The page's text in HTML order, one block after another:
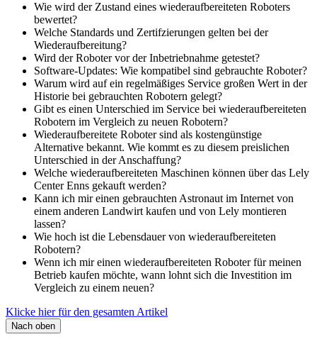
Wie wird der Zustand eines wiederaufbereiteten Roboters
bewertet?
Welche Standards und Zertifzierungen gelten bei der
Wiederaufbereitung?
Wird der Roboter vor der Inbetriebnahme getestet?
Software-Updates: Wie kompatibel sind gebrauchte Roboter?
Warum wird auf ein regelmäßiges Service großen Wert in der
Historie bei gebrauchten Robotern gelegt?
Gibt es einen Unterschied im Service bei wiederaufbereiteten
Robotern im Vergleich zu neuen Robotern?
Wiederaufbereitete Roboter sind als kostengünstige
Alternative bekannt. Wie kommt es zu diesem preislichen
Unterschied in der Anschaffung?
Welche wiederaufbereiteten Maschinen können über das Lely
Center Enns gekauft werden?
Kann ich mir einen gebrauchten Astronaut im Internet von
einem anderen Landwirt kaufen und von Lely montieren
lassen?
Wie hoch ist die Lebensdauer von wiederaufbereiteten
Robotern?
Wenn ich mir einen wiederaufbereiteten Roboter für meinen
Betrieb kaufen möchte, wann lohnt sich die Investition im
Vergleich zu einem neuen?
Klicke hier für den gesamten Artikel
Nach oben